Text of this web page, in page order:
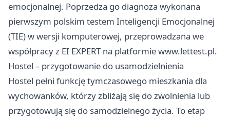
emocjonalnej. Poprzedza go diagnoza wykonana
pierwszym polskim testem Inteligencji Emocjonalnej
(TIE) w wersji komputerowej, przeprowadzana we
współpracy z EI EXPERT na platformie www.lettest.pl.
Hostel – przygotowanie do usamodzielnienia
Hostel pełni funkcję tymczasowego mieszkania dla
wychowanków, którzy zbliżają się do zwolnienia lub
przygotowują się do samodzielnego życia. To etap